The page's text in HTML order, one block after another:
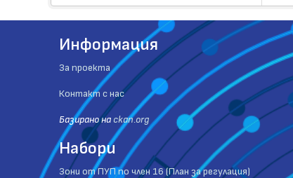
Информация
За проекта
Контакт с нас
Базиранo на ckan.org
Набори
Зони от ПУП по член 16 (План за регулация)